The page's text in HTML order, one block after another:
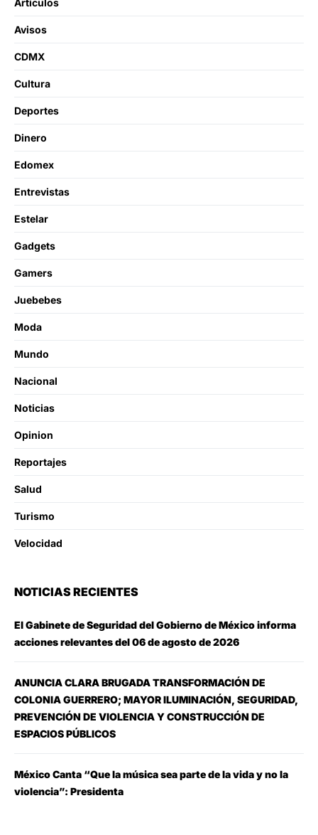
Avisos
CDMX
Cultura
Deportes
Dinero
Edomex
Entrevistas
Estelar
Gadgets
Gamers
Juebebes
Moda
Mundo
Nacional
Noticias
Opinion
Reportajes
Salud
Turismo
Velocidad
NOTICIAS RECIENTES
El Gabinete de Seguridad del Gobierno de México informa
acciones relevantes del 06 de agosto de 2026
ANUNCIA CLARA BRUGADA TRANSFORMACIÓN DE
COLONIA GUERRERO; MAYOR ILUMINACIÓN, SEGURIDAD,
PREVENCIÓN DE VIOLENCIA Y CONSTRUCCIÓN DE
ESPACIOS PÚBLICOS
México Canta “Que la música sea parte de la vida y no la
violencia”: Presidenta